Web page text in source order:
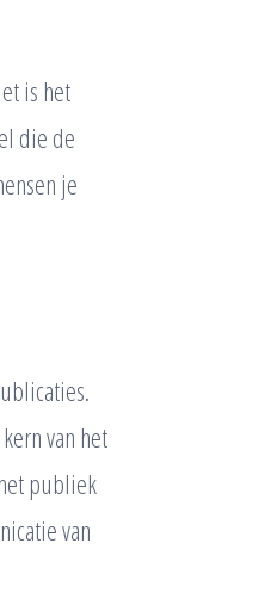
is het
die de
je
van het
publiek
van